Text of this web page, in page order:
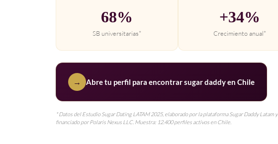
68%
SB universitarias*
+34%
Crecimiento anual*
→ Abre tu perfil para encontrar sugar daddy en Chile
* Datos del Estudio Sugar Dating LATAM 2025, elaborado por la plataforma Sugar Daddy Latam y
financiado por Polaris Nexus LLC. Muestra: 12.400 perfiles activos en Chile.